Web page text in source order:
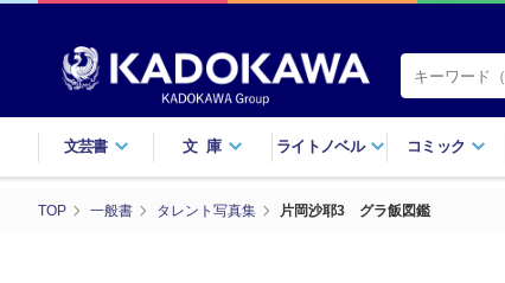
文芸書 文庫 ライトノベル コミック
TOP 一般書 タレント写真集 片岡沙耶3 グラ飯図鑑